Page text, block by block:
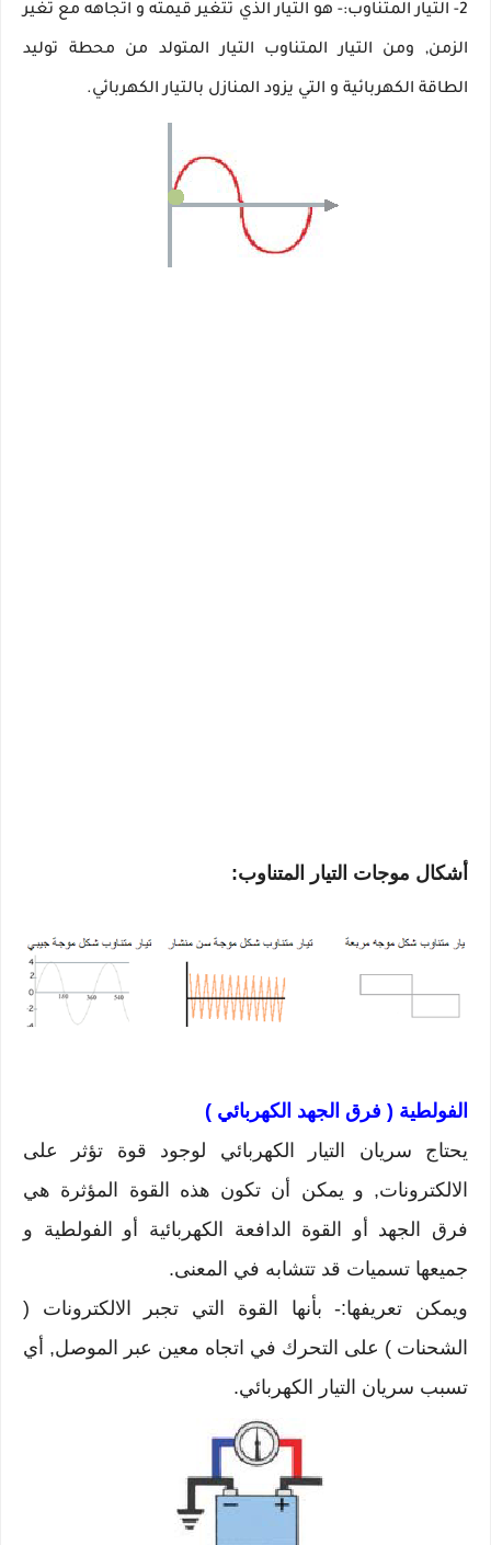
2
- التيار المتناوب:- هو التيار الذي تتغير قيمته و اتجاهه مع تغير
الزمن, ومن التيار المتناوب التيار المتولد من محطة توليد
الطاقة الكهربائية و التي يزود المنازل بالتيار الكهربائي.
أشكال موجات التيار المتناوب:
الفولطية ( فرق الجهد الكهربائي )
يحتاج سريان التيار الكهربائي لوجود قوة تؤثر على
الالكترونات, و يمكن أن تكون هذه القوة المؤثرة هي
فرق الجهد أو القوة الدافعة الكهربائية أو الفولطية و
جميعها تسميات قد تتشابه في المعنى.
ويمكن تعريفها:- بأنها القوة التي تجبر الالكترونات (
الشحنات ) على التحرك في اتجاه معين عبر الموصل, أي
تسبب سريان التيار الكهربائي.